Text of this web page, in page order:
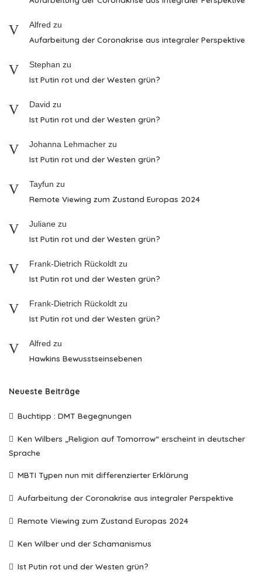
Alfred zu
Aufarbeitung der Coronakrise aus integraler Perspektive
Stephan zu
Ist Putin rot und der Westen grün?
David zu
Ist Putin rot und der Westen grün?
Johanna Lehmacher zu
Ist Putin rot und der Westen grün?
Tayfun zu
Remote Viewing zum Zustand Europas 2024
Juliane zu
Ist Putin rot und der Westen grün?
Frank-Dietrich Rückoldt zu
Ist Putin rot und der Westen grün?
Frank-Dietrich Rückoldt zu
Ist Putin rot und der Westen grün?
Alfred zu
Hawkins Bewusstseinsebenen
Neueste Beiträge
Buchtipp : DMT Begegnungen
Ken Wilbers „Religion auf Tomorrow“ erscheint in deutscher
Sprache
MBTI Typen nun mit differenzierter Erklärung
Aufarbeitung der Coronakrise aus integraler Perspektive
Remote Viewing zum Zustand Europas 2024
Ken Wilber und der Schamanismus
Ist Putin rot und der Westen grün?